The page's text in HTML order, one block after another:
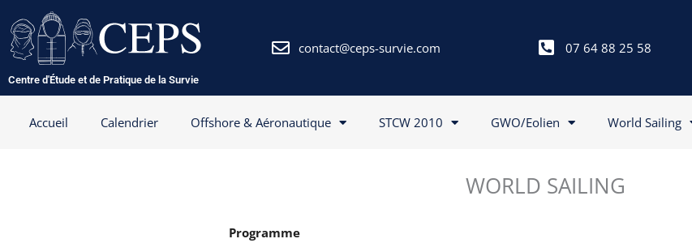
au
contenu
Centre d'Étude et de Pratique de la Survie
contact@ceps-survie.com 07 64 88 25 58
Accueil Calendrier Offshore & Aéronautique STCW 2010 GWO/Eolien World Sailing
WORLD SAILING
Programme